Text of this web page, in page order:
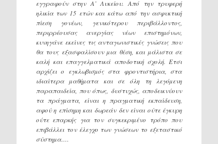
εγγραφούν στην Α’ Λυκείου. Από την τρυφερή
ηλικία των 15 ετών και κάτω από την ασφυκτική
πίεση γονέων, γενικότερου περιβάλλοντος,
περιρρέουσας ανεργίας νέων επιστηµόνων,
κυνηγάνε εκείνες τις ανταγωνιστικές γνώσεις που
θα τους εξασφαλίσουν µια θέση, και µάλιστα σε
καλή και επαγγελµατικά αποδοτική σχολή. Ετσι
αρχίζει ο εγκλωβισµός στα φροντιστήρια, στα
ιδιαίτερα µαθήµατα και σε όλη τη λεγόµενη
παραπαιδεία, που όπως, δυστυχώς, αποδεικνύουν
τα πράγµατα, είναι η πραγµατική εκπαίδευση,
αφού η επίσηµη και δωρεάν δεν είναι ούτε έγκυρη
ούτε επαρκής για τον συγκεκριµένο τρόπο που
επιβάλλει τον έλεγχο των γνώσεων το εξεταστικό
σύστηµα….